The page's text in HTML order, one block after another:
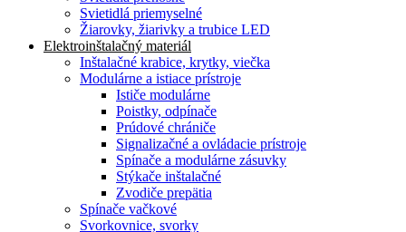
Svietidlá priemyselné
Žiarovky, žiarivky a trubice LED
Elektroinštalačný materiál
Inštalačné krabice, krytky, viečka
Modulárne a istiace prístroje
Ističe modulárne
Poistky, odpínače
Prúdové chrániče
Signalizačné a ovládacie prístroje
Spínače a modulárne zásuvky
Stýkače inštalačné
Zvodiče prepätia
Spínače vačkové
Svorkovnice, svorky